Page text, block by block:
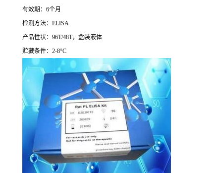
有效期： 6个月
检测方法： ELISA
产品性状： 96T/48T，盒装液体
贮藏条件： 2-8°C